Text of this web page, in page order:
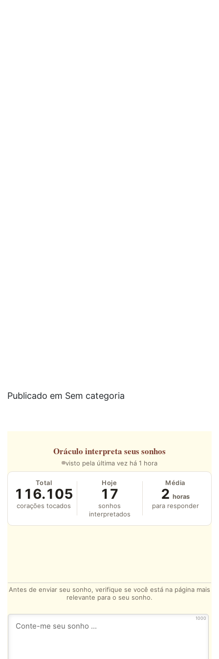
Publicado em Sem categoria
Oráculo interpreta seus sonhos
visto pela última vez há 1 hora
Total
116.105
corações tocados
Hoje
17
sonhos
interpretados
Média
2 horas
para responder
Antes de enviar seu sonho, verifique se você está na página mais
relevante para o seu sonho.
1000